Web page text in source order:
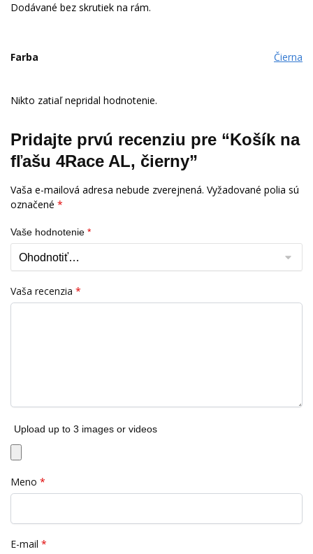
Dodávané bez skrutiek na rám.
Farba Čierna
Nikto zatiaľ nepridal hodnotenie.
Pridajte prvú recenziu pre “Košík na
fľašu 4Race AL, čierny”
Vaša e-mailová adresa nebude zverejnená. Vyžadované polia sú
označené *
Vaše hodnotenie *
Vaša recenzia *
Upload up to 3 images or videos
Meno *
E-mail *